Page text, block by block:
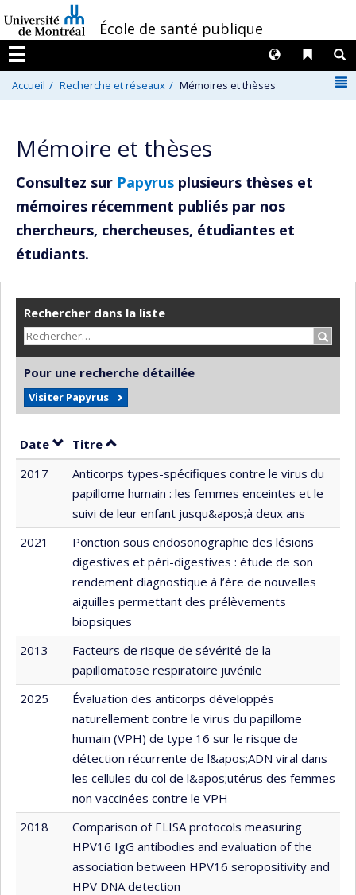
au
contenu
/École de santé publique
Menu
Liens
Langues
Accueil Recherche et réseaux Mémoires et thèses
Mémoire et thèses
Consultez sur Papyrus plusieurs thèses et
mémoires récemment publiés par nos
chercheurs, chercheuses, étudiantes et
étudiants.
Rechercher dans la liste
Pour une recherche détaillée
Visiter Papyrus
Date Trier par date en ordre décroissant
Titre Trier par titre en ordre décroissant
2017
Anticorps types-spécifiques contre le virus du
papillome humain : les femmes enceintes et le
suivi de leur enfant jusqu&apos;à deux ans
2021
Ponction sous endosonographie des lésions
digestives et péri-digestives : étude de son
rendement diagnostique à l’ère de nouvelles
aiguilles permettant des prélèvements
biopsiques
2013
Facteurs de risque de sévérité de la
papillomatose respiratoire juvénile
2025
Évaluation des anticorps développés
naturellement contre le virus du papillome
humain (VPH) de type 16 sur le risque de
détection récurrente de l&apos;ADN viral dans
les cellules du col de l&apos;utérus des femmes
non vaccinées contre le VPH
2018
Comparison of ELISA protocols measuring
HPV16 IgG antibodies and evaluation of the
association between HPV16 seropositivity and
HPV DNA detection